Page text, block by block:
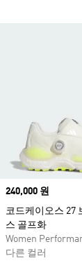
Price
240,000 원
코드케이오스 27
스 골프화
Women
다른 컬러